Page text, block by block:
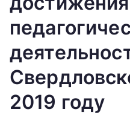
2019 году